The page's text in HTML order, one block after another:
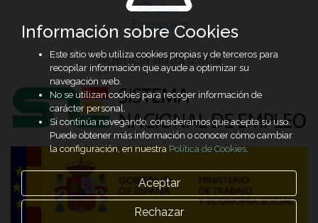
Ofertas
Formación
Agencia autorizada
Información sobre Cookies
Este sitio web utiliza cookies propias y de terceros para
recopilar información que ayude a optimizar su
navegación web.
No se utilizan cookies para recoger información de
carácter personal.
Si continúa navegando, consideramos que acepta su uso.
Puede obtener más información o conocer cómo cambiar
la configuración, en nuestraPolítica de Cookies.
Aceptar
Rechazar